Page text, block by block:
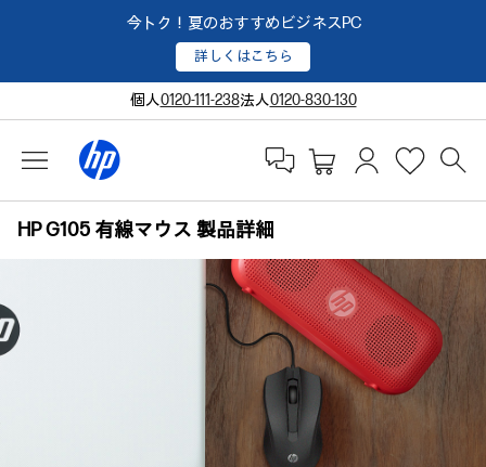
今トク！夏のおすすめビジネスPC
詳しくはこちら
個人0120-111-238法人0120-830-130
HP G105 有線マウス 製品詳細